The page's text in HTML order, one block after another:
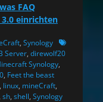
FAQ
3.0 einrichten
, Synology Schlagworte
Server, direwolf20
Synology,
, Feet the beast
, linux, mineCraft,
sh, shell, Synology